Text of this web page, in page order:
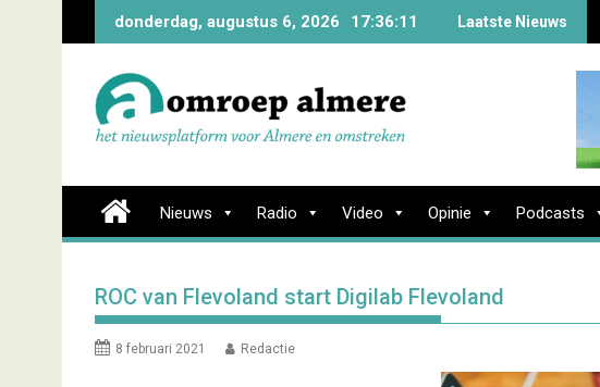
donderdag, augustus 6, 2026 17:36:12 Laatste Nieuws
Nieuws Radio Video Opinie Podcasts
ROC van Flevoland start Digilab Flevoland
8 februari 2021 Redactie